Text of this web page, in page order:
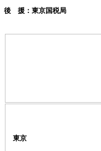
後 援：東京国税局
東京